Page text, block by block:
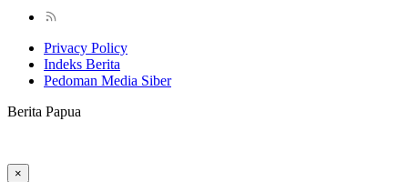
Privacy Policy
Indeks Berita
Pedoman Media Siber
Berita Papua
×